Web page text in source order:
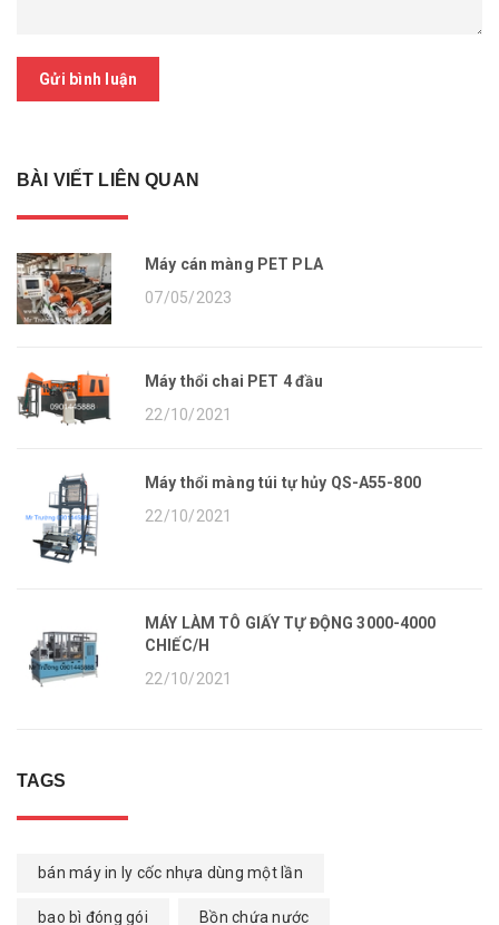
Gửi bình luận
BÀI VIẾT LIÊN QUAN
Máy cán màng PET PLA
07/05/2023
Máy thổi chai PET 4 đầu
22/10/2021
Máy thổi màng túi tự hủy QS-A55-800
22/10/2021
MÁY LÀM TÔ GIẤY TỰ ĐỘNG 3000-4000
CHIẾC/H
22/10/2021
TAGS
bán máy in ly cốc nhựa dùng một lần
bao bì đóng gói Bồn chứa nước